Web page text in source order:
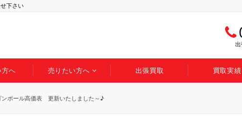
下さい
方へ 売りたい方へ 出張買取 買取実績
ンボール高価表 更新いたしました～♪